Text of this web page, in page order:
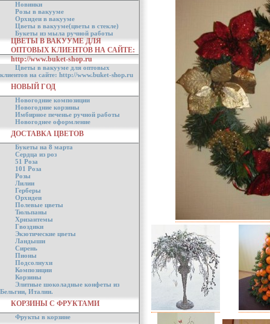
Новинки
Розы в вакууме
Орхидеи в вакууме
Цветы в вакууме(цветы в стекле)
Букеты из мыла ручной работы
ЦВЕТЫ В ВАКУУМЕ ДЛЯ
ОПТОВЫХ КЛИЕНТОВ НА САЙТЕ:
http://www.buket-shop.ru
Цветы в вакууме для оптовых
клиентов на сайте: http://www.buket-shop.ru
НОВЫЙ ГОД
Новогодние композиции
Новогодние корзины
Имбирное печенье ручной работы
Новогоднее оформление
ДОСТАВКА ЦВЕТОВ
Букеты на 8 марта
Сердца из роз
51 Роза
101 Роза
Розы
Лилии
Герберы
Орхидеи
Полевые цветы
Тюльпаны
Хризантемы
Гвоздики
Экзотические цветы
Ландыши
Сирень
Пионы
Подсолнухи
Композиции
Корзины
Элитные шоколадные конфеты из
Бельгии, Италии.
КОРЗИНЫ С ФРУКТАМИ
Фрукты в корзине